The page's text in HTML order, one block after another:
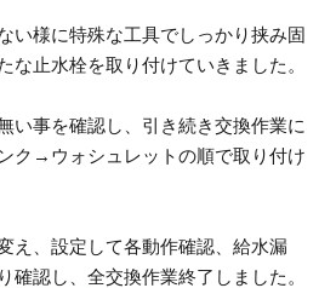
い様に特殊な工具でしっかり挟み固
な止水栓を取り付けていきました。
い事を確認し、引き続き交換作業に
ク→ウォシュレットの順で取り付け
え、設定して各動作確認、給水漏
確認し、全交換作業終了しました。